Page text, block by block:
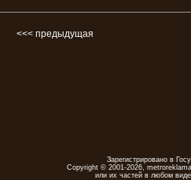
<<< предыдущая
Зарегистрировано в
Copyright © 2001-2026,
или их частей в любом